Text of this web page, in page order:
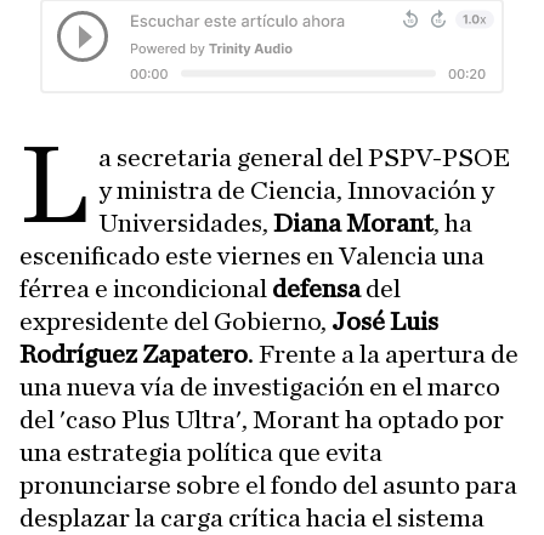
L a secretaria general del PSPV-PSOE
y ministra de Ciencia, Innovación y
Universidades,Diana Morant, ha
escenificado este viernes en Valencia una
férrea e incondicional defensadel
expresidente del Gobierno, José Luis
Rodríguez Zapatero. Frente a la apertura de
una nueva vía de investigación en el marco
del 'caso Plus Ultra', Morant ha optado por
una estrategia política que evita
pronunciarse sobre el fondo del asunto para
desplazar la carga crítica hacia el sistema